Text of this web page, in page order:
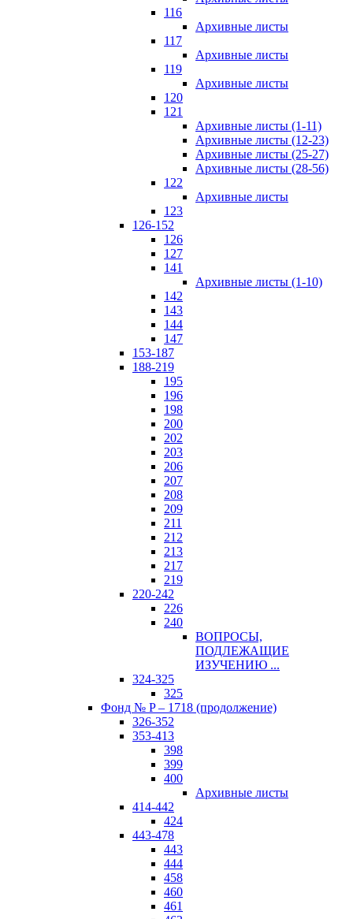
116
Архивные листы
117
Архивные листы
119
Архивные листы
120
121
Архивные листы (1-11)
Архивные листы (12-23)
Архивные листы (25-27)
Архивные листы (28-56)
122
Архивные листы
123
126-152
126
127
141
Архивные листы (1-10)
142
143
144
147
153-187
188-219
195
196
198
200
202
203
206
207
208
209
211
212
213
217
219
220-242
226
240
ВОПРОСЫ,
ПОДЛЕЖАЩИЕ
ИЗУЧЕНИЮ ...
324-325
325
Фонд № P – 1718 (продолжение)
326-352
353-413
398
399
400
Архивные листы
414-442
424
443-478
443
444
458
460
461